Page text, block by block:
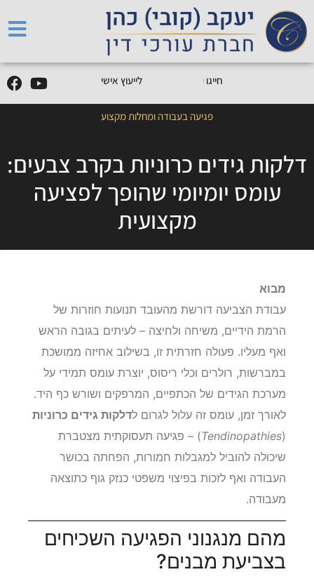
חייגו050- לייעוץ אישי
פגיעה בעבודה ומחלות מקצוע
דלקות גידים כרוניות בקרב צבעים:
עומס יומיומי שהופך לפציעה
מקצועית
מבוא
עבודת הצביעה דורשת מהעובד תנועות חוזרות של
הרמת הידיים, משיחה ולחיצה – לעיתים בגובה הראש
ואף מעליו. פעולה חזרתית זו, בשילוב אחיזה ממושכת
במברשות, רולרים וכלי ריסוס, יוצרת עומס תמידי על
מערכת הגידים של הכתפיים, המרפקים ושורש כף היד.
לאורך זמן, עומס זה עלול לגרום לדלקות גידים כרוניות
(
Tendinopathies) – פגיעה תעסוקתית מצטברת
שיכולה להוביל למגבלות חמורות, הפחתה בכושר
העבודה ואף לזכות בפיצוי משפטי כנזק גוף כתוצאה
מעבודה.
מהם מנגנוני הפגיעה השכיחים
בצביעת מבנים?